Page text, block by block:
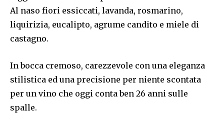
Al naso fiori essiccati, lavanda, rosmarino,
liquirizia, eucalipto, agrume candito e miele di
castagno.
In bocca cremoso, carezzevole con una eleganza
stilistica ed una precisione per niente scontata
per un vino che oggi conta ben 26 anni sulle
spalle.